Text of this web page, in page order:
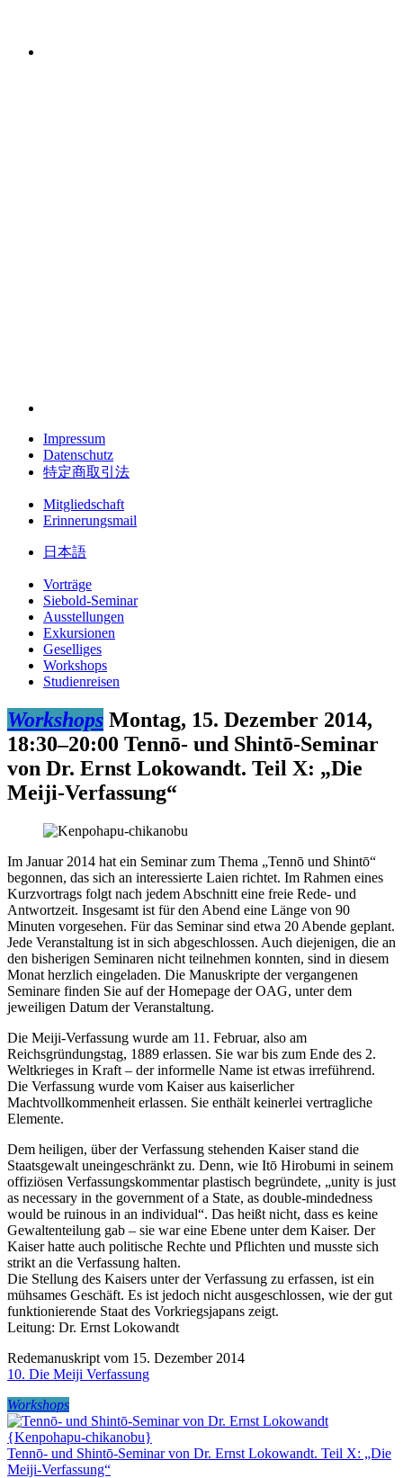
Impressum
Datenschutz
特定商取引法
Mitgliedschaft
Erinnerungsmail
日本語
Vorträge
Siebold-Seminar
Ausstellungen
Exkursionen
Geselliges
Workshops
Studienreisen
Workshops Montag, 15. Dezember 2014,
18:30–20:00 Tennō- und Shintō-Seminar
von Dr. Ernst Lokowandt. Teil X: „Die
Meiji-Verfassung“
Im Januar 2014 hat ein Seminar zum Thema „Tennō und Shintō“
begonnen, das sich an interessierte Laien richtet. Im Rahmen eines
Kurzvortrags folgt nach jedem Abschnitt eine freie Rede- und
Antwortzeit. Insgesamt ist für den Abend eine Länge von 90
Minuten vorgesehen. Für das Seminar sind etwa 20 Abende geplant.
Jede Veranstaltung ist in sich abgeschlossen. Auch diejenigen, die an
den bisherigen Seminaren nicht teilnehmen konnten, sind in diesem
Monat herzlich eingeladen. Die Manuskripte der vergangenen
Seminare finden Sie auf der Homepage der OAG, unter dem
jeweiligen Datum der Veranstaltung.
Die Meiji-Verfassung wurde am 11. Februar, also am
Reichsgründungstag, 1889 erlassen. Sie war bis zum Ende des 2.
Weltkrieges in Kraft – der informelle Name ist etwas irreführend.
Die Verfassung wurde vom Kaiser aus kaiserlicher
Machtvollkommenheit erlassen. Sie enthält keinerlei vertragliche
Elemente.
Dem heiligen, über der Verfassung stehenden Kaiser stand die
Staatsgewalt uneingeschränkt zu. Denn, wie Itō Hirobumi in seinem
offiziösen Verfassungskommentar plastisch begründete, „unity is just
as necessary in the government of a State, as double-mindedness
would be ruinous in an individual“. Das heißt nicht, dass es keine
Gewaltenteilung gab – sie war eine Ebene unter dem Kaiser. Der
Kaiser hatte auch politische Rechte und Pflichten und musste sich
strikt an die Verfassung halten.
Die Stellung des Kaisers unter der Verfassung zu erfassen, ist ein
mühsames Geschäft. Es ist jedoch nicht ausgeschlossen, wie der gut
funktionierende Staat des Vorkriegsjapans zeigt.
Leitung: Dr. Ernst Lokowandt
Redemanuskript vom 15. Dezember 2014
10. Die Meiji Verfassung
Workshops
Tennō- und Shintō-Seminar von Dr. Ernst Lokowandt. Teil X: „Die
Meiji-Verfassung“